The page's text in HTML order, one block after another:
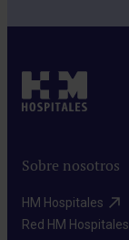
Sobre nosotros
HM Hospitales​
Red HM Hospitales​